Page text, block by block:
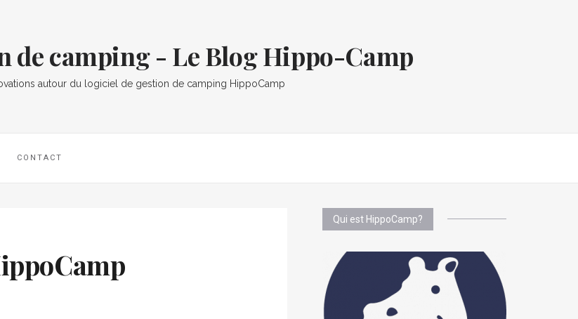
de camping - Le Blog Hippo-Camp
autour du logiciel de gestion de camping HippoCamp
CONTACT
Qui est HippoCamp?